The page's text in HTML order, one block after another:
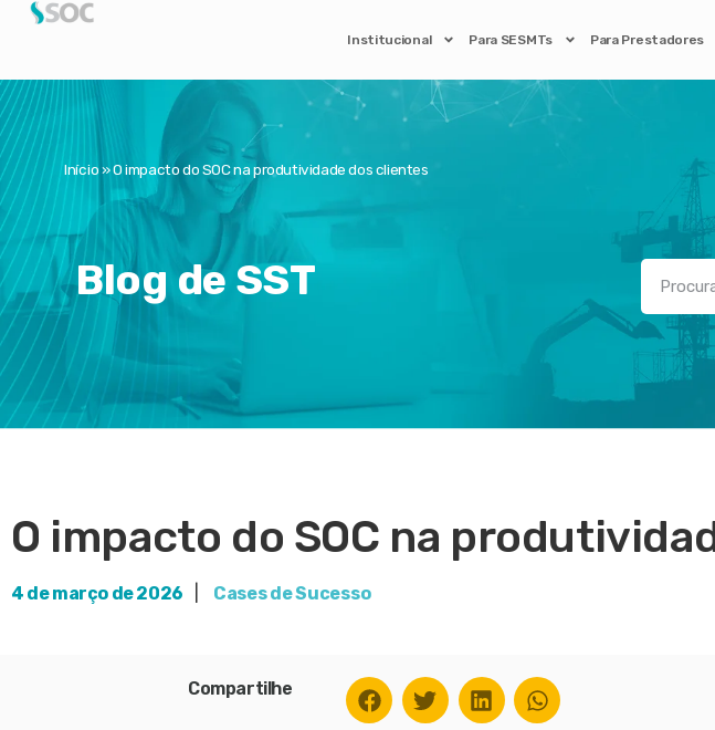
Institucional Para SESMTs Para Prestadores
Início»O impacto do SOC na produtividade dos clientes
Blog de SST
O impacto do SOC na
4 de março de 2026 Cases de Sucesso
Compartilhe